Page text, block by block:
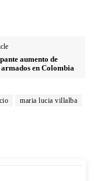
aumento de
en Colombia
maria lucia villalba